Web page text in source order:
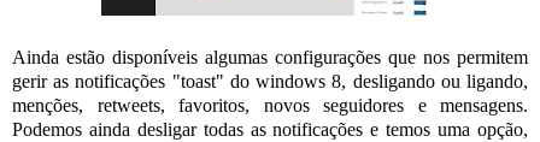
Ainda estão disponíveis algumas configurações que nos permitem
gerir as notificações "toast" do windows 8, desligando ou ligando,
menções, retweets, favoritos, novos seguidores e mensagens.
Podemos ainda desligar todas as notificações e temos uma opção,